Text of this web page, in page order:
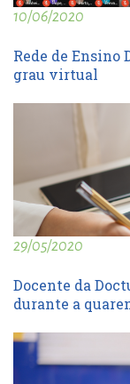
10/06/2020
Rede de Ensino
grau virtual
29/05/2020
Docente da
durante a